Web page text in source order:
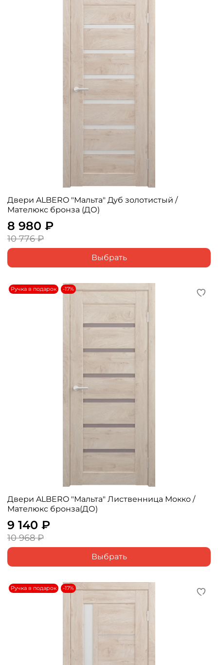
Двери ALBERO "Мальта" Дуб золотистый /
Мателюкс бронза (ДО)
8 980 ₽
10 776 ₽
Выбрать
Ручка в подарок -17%
Двери ALBERO "Мальта" Лиственница Мокко /
Мателюкс бронза(ДО)
9 140 ₽
10 968 ₽
Выбрать
Ручка в подарок -17%